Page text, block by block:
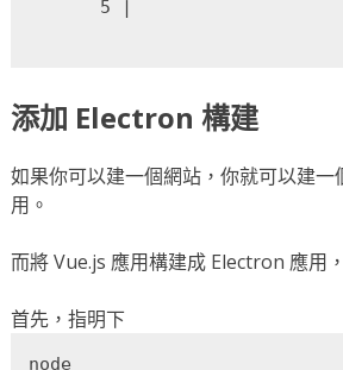
添加 Electron 構建
如果你可以建一個網站，你就可以建
用。
而將 Vue.js 應用構建成 Electron 應用
首先，指明下
node